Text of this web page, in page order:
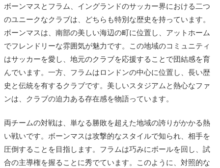
ボーンマスとフラム、イングランドのサッカー界における二つ
のユニークなクラブは、どちらも特別な歴史を持っています。
ボーンマスは、南部の美しい海辺の町に位置し、アットホーム
でフレンドリーな雰囲気が魅力です。この地域のコミュニティ
はサッカーを愛し、地元のクラブを応援することで団結感を育
んでいます。一方、フラムはロンドンの中心に位置し、長い歴
史と伝統を有するクラブです。美しいスタジアムと熱心なファ
ンは、クラブの迫力ある存在感を物語っています。
両チームの対戦は、単なる勝敗を超えた地域の誇りがかかる熱
い戦いです。ボーンマスは攻撃的なスタイルで知られ、相手を
圧倒することを目指します。フラムは巧みにボールを回し、試
合の主導権を握ることに秀でています。このように、対照的な